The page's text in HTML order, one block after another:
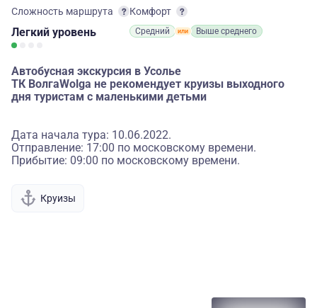
Сложность маршрута
Легкий уровень
Комфорт
Средний Выше среднего
Автобусная экскурсия в Усолье
ТК ВолгаWolga не рекомендует круизы выходного
дня туристам с маленькими детьми
Дата начала тура: 10.06.2022.
Отправление: 17:00 по московскому времени.
Прибытие: 09:00 по московскому времени.
Круизы